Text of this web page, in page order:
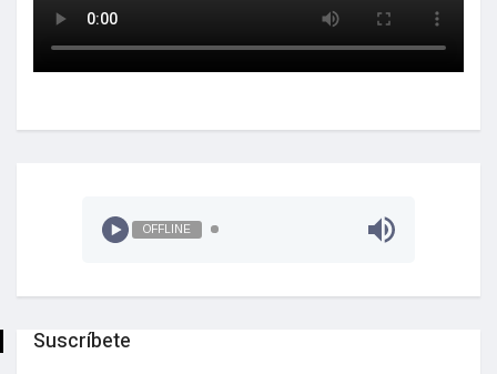
OFFLINE
Suscríbete